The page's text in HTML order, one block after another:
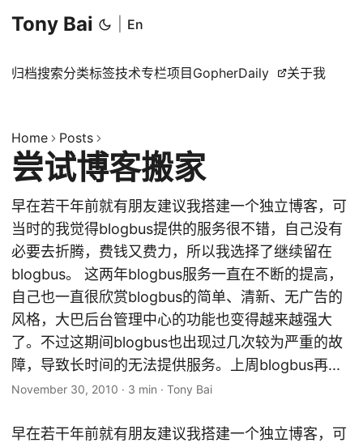
Tony Bai En
归档搜索分类标签技术专栏项目 GopherDaily 关于我
Home Posts
尝试博客搬家
早在若干年前就有朋友建议我搭建一个独立博客，可
当时的我觉得blogbus提供的服务很不错，自己没有
必要去折腾，费钱又费力，所以我选择了继续留在
blogbus。 这两年blogbus服务一直在不断的提高，
自己也一直很欣赏blogbus的简单、清新、无广告的
风格，大巴后台管理中心的功能也变得越来越强大
了。不过这期间blogbus也出现过几次较为严重的故
障，导致长时间的无法提供服务。上周blogbus再...
November 30, 2010 · 3 min · Tony Bai
早在若干年前就有朋友建议我搭建一个独立博客，可